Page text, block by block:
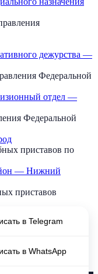
дежурства —
Федеральной
отдел —
Федеральной
приставов по
— Нижний
приставов
— Нижний
приставов